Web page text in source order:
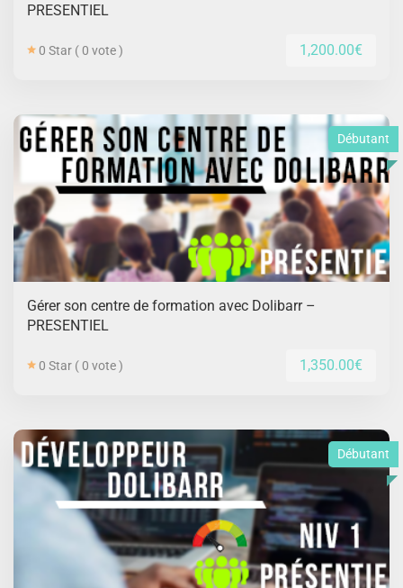
PRESENTIEL
0 Star ( 0 vote ) 1,200.00€
Débutant
Gérer son centre de formation avec Dolibarr –
PRESENTIEL
0 Star ( 0 vote ) 1,350.00€
Débutant